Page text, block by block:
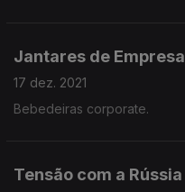
Jantares de Empresa
17 dez. 2021
Bebedeiras corporate.
Tensão com a Rússia